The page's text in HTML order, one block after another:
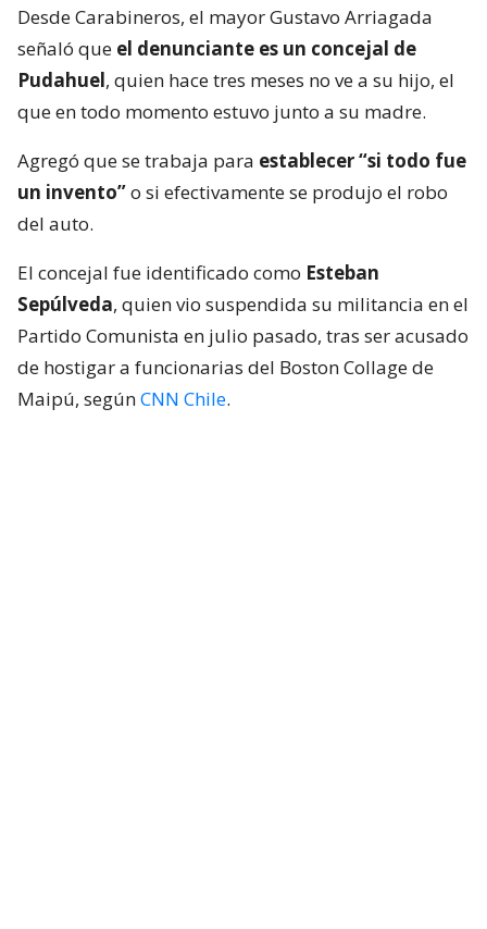
Desde Carabineros, el mayor Gustavo Arriagada
señaló que el denunciante es un concejal de
Pudahuel, quien hace tres meses no ve a su hijo, el
que en todo momento estuvo junto a su madre.
Agregó que se trabaja para establecer “si todo fue
un invento”o si efectivamente se produjo el robo
del auto.
El concejal fue identificado como Esteban
Sepúlveda, quien vio suspendida su militancia en el
Partido Comunista en julio pasado, tras ser acusado
de hostigar a funcionarias del Boston Collage de
Maipú, segúnCNN Chile.